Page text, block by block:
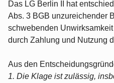
Das LG Berlin II hat
Abs. 3 BGB unzureichender
schwebenden
durch Zahlung und Nutzung
Aus den
1. Die Klage ist zulässig,